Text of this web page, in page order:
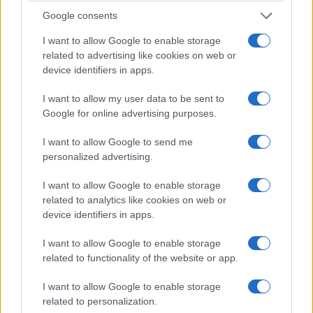
Google consents
I want to allow Google to enable storage
related to advertising like cookies on web or
device identifiers in apps.
I want to allow my user data to be sent to
Google for online advertising purposes.
I want to allow Google to send me
personalized advertising.
I want to allow Google to enable storage
related to analytics like cookies on web or
device identifiers in apps.
I want to allow Google to enable storage
related to functionality of the website or app.
I want to allow Google to enable storage
related to personalization.
Αττική-Θα θεωρούνται πρόγραμμα οι
τηλεπωλήσεις ή όχι;
07/01/2026
ΤΟ ΠΑΡΟΝ ΠΑΡΟΥΣΙΑΖΕΙ ΤΟ ΝΕΟ ΚΕΙΜΕΝΟΥ ΤΟΥ ΣΧΕΔΙΟ
Πληροφορίες αναφέρουν πως η κυβέρνηση έχει συντάξει ένας
ασαφές προσχέδιο για την αδειοδότηση των περιφερειακών